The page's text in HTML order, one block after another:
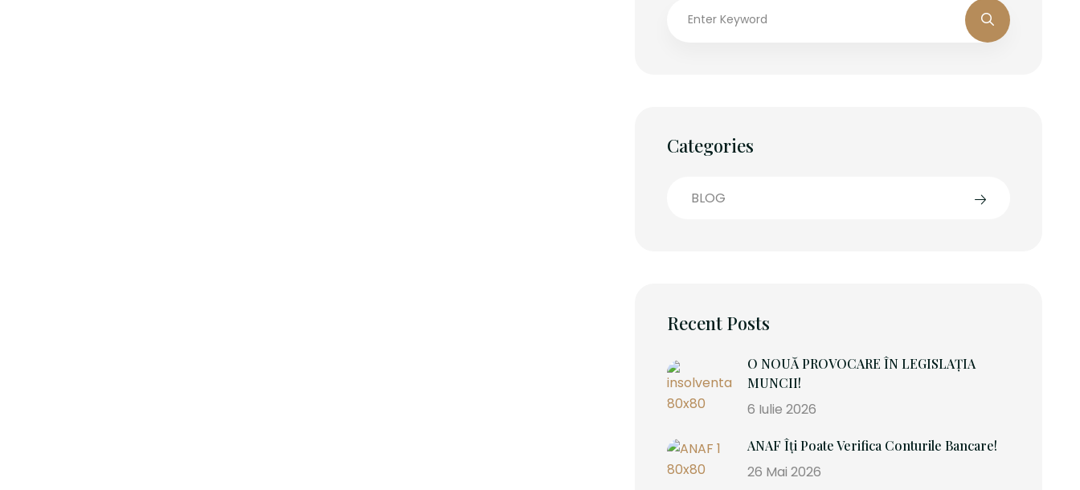
Categories
BLOG
Recent Posts
O NOUĂ PROVOCARE ÎN LEGISLAȚIA
MUNCII!
6 Iulie 2026
ANAF Îți Poate Verifica Conturile Bancare!
26 Mai 2026